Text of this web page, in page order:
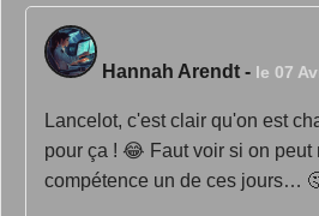
Hannah Arendt - le 07
Lancelot, c'est clair qu'on est
pour ça ! 😂 Faut voir si on peut
compétence un de ces jours…